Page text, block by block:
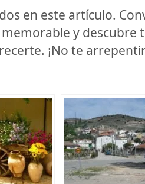
en este artículo.
y descubre
¡No te